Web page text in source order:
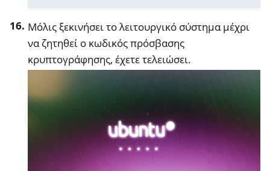
Μόλις ξεκινήσει το λειτουργικό σύστημα μέχρι
να ζητηθεί ο κωδικός πρόσβασης
κρυπτογράφησης, έχετε τελειώσει.